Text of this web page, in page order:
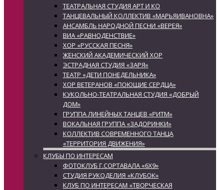
ТЕАТРАЛЬНАЯ СТУДИЯ АРТ И КО
ТАНЦЕВАЛЬНЫЙ КОЛЛЕКТИВ «МАРЬЯИВАНОВНА»
АНСАМБЛЬ НАРОДНОЙ ПЕСНИ «ВЕРЕЯ»
ВИА «РАВНОДЕНСТВИЕ»
ХОР «РУССКАЯ ПЕСНЯ»
ЖЕНСКИЙ АКАДЕМИЧЕСКИЙ ХОР
ЭСТРАДНАЯ СТУДИЯ «ЗАРЯ»
ТЕАТР «ДЕТИ ПОНЕДЕЛЬНИКА»
ХОР ВЕТЕРАНОВ «ПОЮЩИЕ СЕРДЦА»
КУКОЛЬНО-ТЕАТРАЛЬНАЯ СТУДИЯ «ДОБРЫЙ
ДОМ»
ГРУППА ЛИНЕЙНЫХ ТАНЦЕВ «РИТМ»
ВОКАЛЬНАЯ ГРУППА «ЗАДОРИНКИ»
КОЛЛЕКТИВ СОВРЕМЕННОГО ТАНЦА
«ТЕРРИТОРИЯ ДВИЖЕНИЯ»
КЛУБЫ ПО ИНТЕРЕСАМ
ФОТОКЛУБ Г.СОРТАВАЛА «6Х9»
СТУДИЯ РУКОДЕЛИЯ «КЛУБОК»
КЛУБ ПО ИНТЕРЕСАМ «ТВОРЧЕСКАЯ